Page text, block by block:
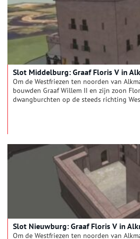
Slot Middelburg: Graaf Floris V in
Om de Westfriezen ten noorden van
bouwden Graaf Willem II en zijn zoon
dwangburchten op de steeds richting
slot jarenlang werd bewoond door
Slot Nieuwburg: Graaf Floris V in
Om de Westfriezen ten noorden van